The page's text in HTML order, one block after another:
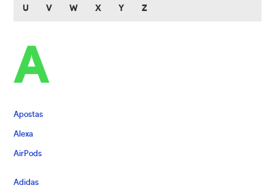
U V W X Y Z
A
Apostas
Alexa
AirPods
Adidas